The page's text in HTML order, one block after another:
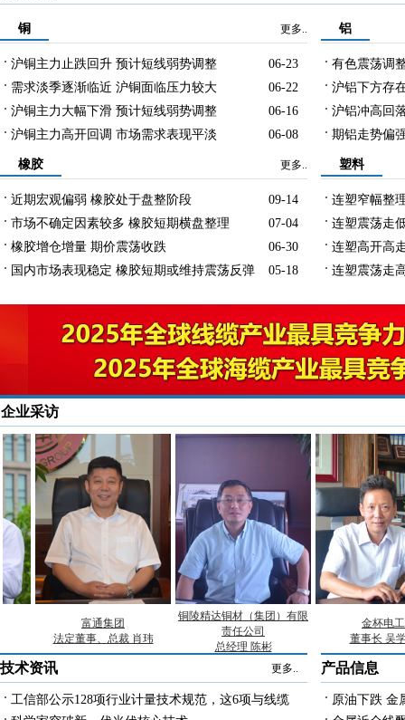
更多..
铜
06-23
沪铜主力止跌回升 预计短线弱势调整
06-22
需求淡季逐渐临近 沪铜面临压力较大
06-16
沪铜主力大幅下滑 预计短线弱势调整
06-08
沪铜主力高开回调 市场需求表现平淡
铝
有色震荡调
沪铝下方存
沪铝冲高回
期铝走势偏
更多..
橡胶
09-14
近期宏观偏弱 橡胶处于盘整阶段
07-04
市场不确定因素较多 橡胶短期横盘整理
06-30
橡胶增仓增量 期价震荡收跌
05-18
国内市场表现稳定 橡胶短期或维持震荡反弹
塑料
连塑窄幅整
连塑震荡走
连塑高开高
连塑震荡走
企业采访
更多..
技术资讯
工信部公示128项行业计量技术规范，这6项与线缆
产品信息
原油下跌 金